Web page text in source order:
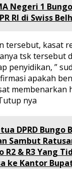
k
r
P
o
l
e
s
B
g
o
Negeri 1
RI di Swiss
tersebut, kasat
tsk tersebut
penyidikan, ”
apakah
membenarkan
nya
DPRD Bungo
Sambut
R2 & R3 Yang
ke Kantor